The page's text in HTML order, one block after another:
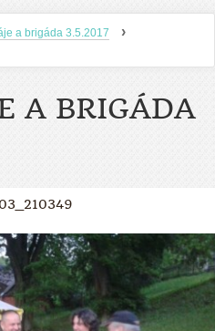
a brigáda 3.5.2017 ›
A BRIGÁDA